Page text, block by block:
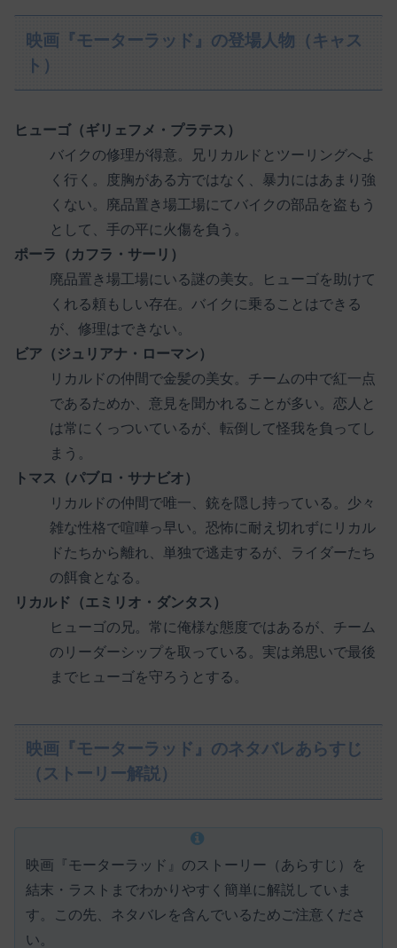
映画『モーターラッド』の登場人物（キャス
ト）
ヒューゴ（ギリェフメ・プラテス）
バイクの修理が得意。兄リカルドとツーリングへよ
く行く。度胸がある方ではなく、暴力にはあまり強
くない。廃品置き場工場にてバイクの部品を盗もう
として、手の平に火傷を負う。
ポーラ（カフラ・サーリ）
廃品置き場工場にいる謎の美女。ヒューゴを助けて
くれる頼もしい存在。バイクに乗ることはできる
が、修理はできない。
ビア（ジュリアナ・ローマン）
リカルドの仲間で金髪の美女。チームの中で紅一点
であるためか、意見を聞かれることが多い。恋人と
は常にくっついているが、転倒して怪我を負ってし
まう。
トマス（パブロ・サナビオ）
リカルドの仲間で唯一、銃を隠し持っている。少々
雑な性格で喧嘩っ早い。恐怖に耐え切れずにリカル
ドたちから離れ、単独で逃走するが、ライダーたち
の餌食となる。
リカルド（エミリオ・ダンタス）
ヒューゴの兄。常に俺様な態度ではあるが、チーム
のリーダーシップを取っている。実は弟思いで最後
までヒューゴを守ろうとする。
映画『モーターラッド』のネタバレあらすじ
（ストーリー解説）
映画『モーターラッド』のストーリー（あらすじ）を
結末・ラストまでわかりやすく簡単に解説していま
す。この先、ネタバレを含んでいるためご注意くださ
い。